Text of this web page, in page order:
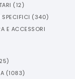
(12)
(340)
E ACCESSORI
)
(1083)